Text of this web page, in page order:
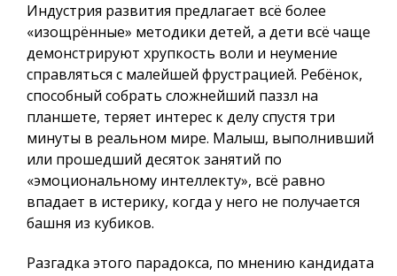
Индустрия развития предлагает всё более
«изощрённые» методики детей, а дети всё чаще
демонстрируют хрупкость воли и неумение
справляться с малейшей фрустрацией. Ребёнок,
способный собрать сложнейший паззл на
планшете, теряет интерес к делу спустя три
минуты в реальном мире. Малыш, выполнивший
или прошедший десяток занятий по
«эмоциональному интеллекту», всё равно
впадает в истерику, когда у него не получается
башня из кубиков.
Разгадка этого парадокса, по мнению кандидата